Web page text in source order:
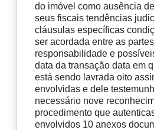
do imóvel como ausência
seus fiscais tendências
cláusulas específicas
ser acordada entre as
responsabilidade e
data da transação data em
está sendo lavrada oito
envolvidas e dele
necessário nove
procedimento que
envolvidos 10 anexos